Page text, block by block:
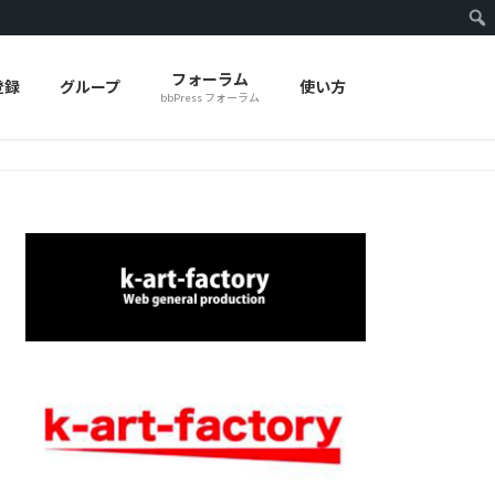
録 グループ フォーラム
bbPress フォーラム
使い方